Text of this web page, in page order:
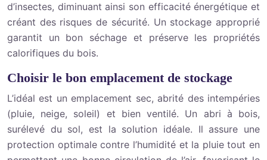
d’insectes, diminuant ainsi son efficacité énergétique et
créant des risques de sécurité. Un stockage approprié
garantit un bon séchage et préserve les propriétés
calorifiques du bois.
Choisir le bon emplacement de stockage
L’idéal est un emplacement sec, abrité des intempéries
(pluie, neige, soleil) et bien ventilé. Un abri à bois,
surélevé du sol, est la solution idéale. Il assure une
protection optimale contre l’humidité et la pluie tout en